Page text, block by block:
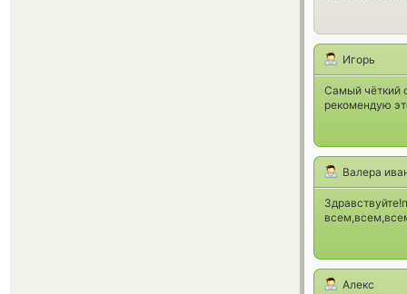
Игорь
Самый чёткий
рекомендую
Валера
Алекс